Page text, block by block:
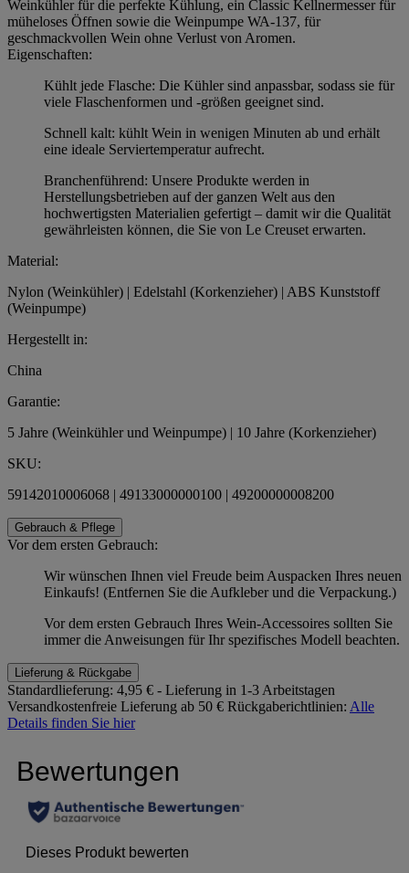
Weinkühler für die perfekte Kühlung, ein Classic Kellnermesser für
müheloses Öffnen sowie die Weinpumpe WA-137, für
geschmackvollen Wein ohne Verlust von Aromen.
Eigenschaften:
Kühlt jede Flasche: Die Kühler sind anpassbar, sodass sie für
viele Flaschenformen und -größen geeignet sind.
Schnell kalt: kühlt Wein in wenigen Minuten ab und erhält
eine ideale Serviertemperatur aufrecht.
Branchenführend: Unsere Produkte werden in
Herstellungsbetrieben auf der ganzen Welt aus den
hochwertigsten Materialien gefertigt – damit wir die Qualität
gewährleisten können, die Sie von Le Creuset erwarten.
Material:
Nylon (Weinkühler) | Edelstahl (Korkenzieher) | ABS Kunststoff
(Weinpumpe)
Hergestellt in:
China
Garantie:
5 Jahre (Weinkühler und Weinpumpe) | 10 Jahre (Korkenzieher)
SKU:
59142010006068 | 49133000000100 | 49200000008200
Gebrauch & Pflege
Vor dem ersten Gebrauch:
Wir wünschen Ihnen viel Freude beim Auspacken Ihres neuen
Einkaufs! (Entfernen Sie die Aufkleber und die Verpackung.)
Vor dem ersten Gebrauch Ihres Wein-Accessoires sollten Sie
immer die Anweisungen für Ihr spezifisches Modell beachten.
Lieferung & Rückgabe
Standardlieferung: 4,95 € - Lieferung in 1-3 Arbeitstagen
Versandkostenfreie Lieferung ab 50 € Rückgaberichtlinien: Alle
Details finden Sie hier